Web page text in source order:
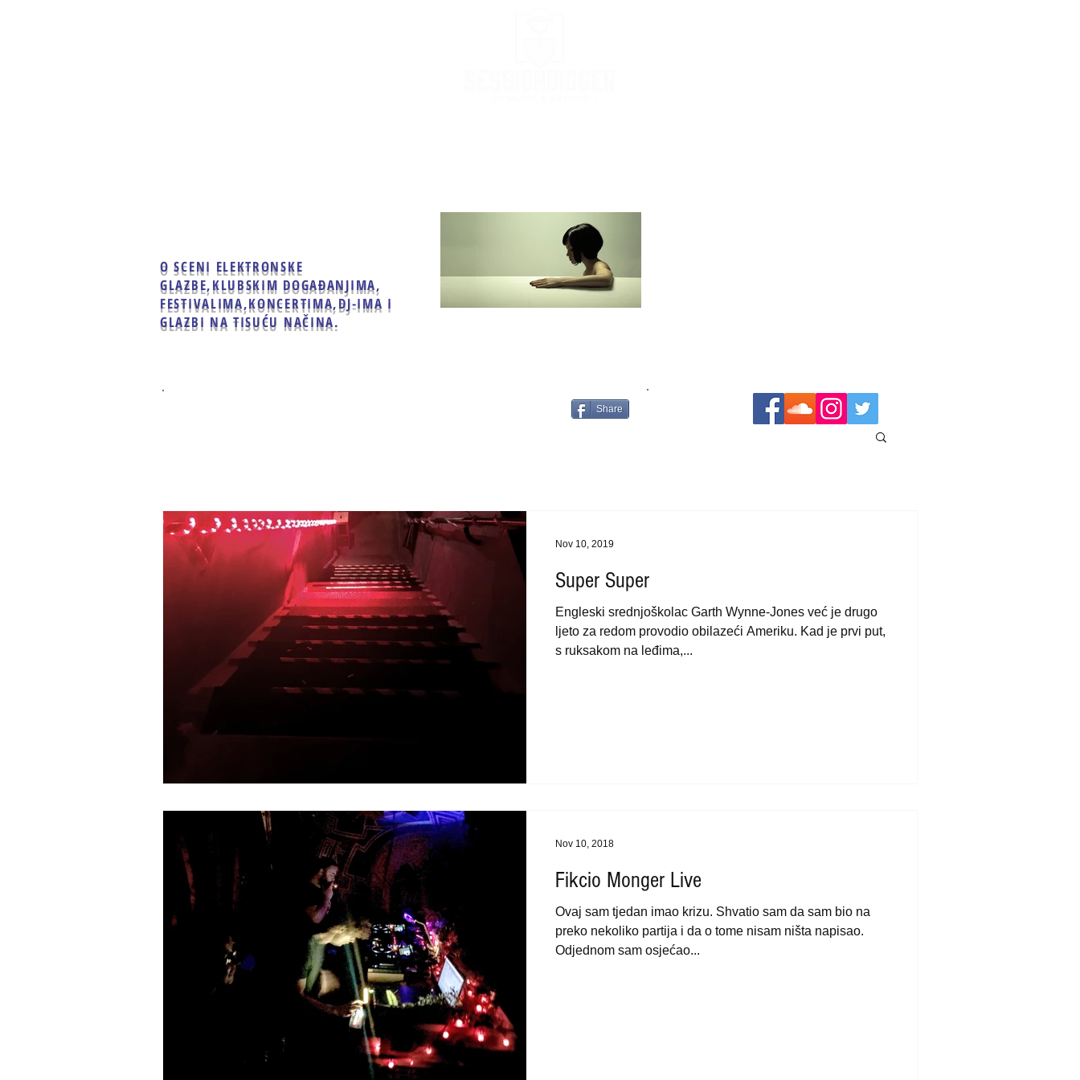
O SCENI ELEKTRONSKE
GLAZBE,KLUBSKIM DOGAĐANJIMA,
FESTIVALIMA,KONCERTIMA,DJ-IMA I
GLAZBI NA TISUĆU NAČINA.
Share
Super Super
Engleski srednjoškolac Garth Wynne-Jones već je drugo
ljeto za redom provodio obilazeći Ameriku. Kad je prvi put,
s ruksakom na leđima,...
Nov 10, 2019
Fikcio Monger Live
Ovaj sam tjedan imao krizu. Shvatio sam da sam bio na
preko nekoliko partija i da o tome nisam ništa napisao.
Odjednom sam osjećao...
Nov 10, 2018